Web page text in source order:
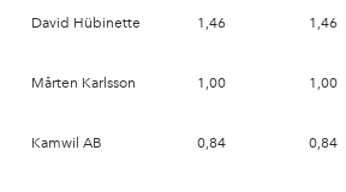
David Hübinette 1,46 1,46
Mårten Karlsson 1,00 1,00
Kamwil AB 0,84 0,84